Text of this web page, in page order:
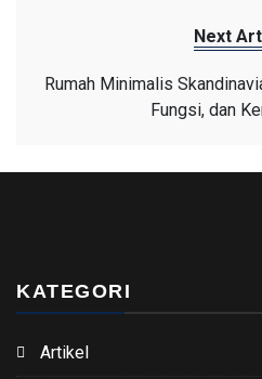
Next
Rumah Minimalis
Fungsi, dan
KATEGORI
Artikel